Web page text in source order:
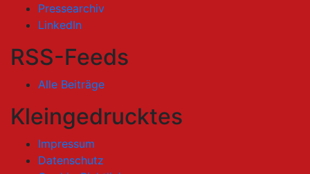
Pressearchiv
LinkedIn
RSS-Feeds
Alle Beiträge
Kleingedrucktes
Impressum
Datenschutz